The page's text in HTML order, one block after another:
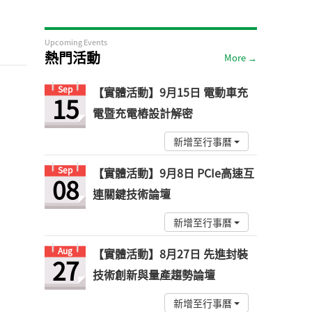
Upcoming Events
熱門活動 More →
Sep
15
【實體活動】9月15日 電動車充
電暨充電樁設計解密
新增至行事曆
Sep
08
【實體活動】9月8日 PCIe高速互
連關鍵技術論壇
新增至行事曆
Aug
27
【實體活動】8月27日 先進封裝
技術創新與量產趨勢論壇
新增至行事曆